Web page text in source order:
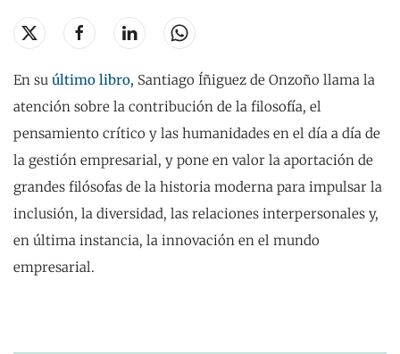
En su último libro, Santiago Íñiguez de Onzoño llama la
atención sobre la contribución de la filosofía, el
pensamiento crítico y las humanidades en el día a día de
la gestión empresarial, y pone en valor la aportación de
grandes filósofas de la historia moderna para impulsar la
inclusión, la diversidad, las relaciones interpersonales y,
en última instancia, la innovación en el mundo
empresarial.